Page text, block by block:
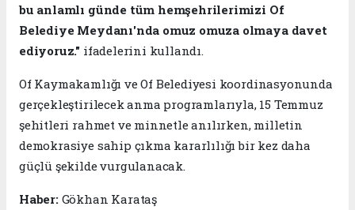
bu anlamlı günde tüm hemşehrilerimizi Of
Belediye Meydanı'nda omuz omuza olmaya davet
ediyoruz." ifadelerini kullandı.
Of Kaymakamlığı ve Of Belediyesi koordinasyonunda
gerçekleştirilecek anma programlarıyla, 15 Temmuz
şehitleri rahmet ve minnetle anılırken, milletin
demokrasiye sahip çıkma kararlılığı bir kez daha
güçlü şekilde vurgulanacak.
Haber: Gökhan Karataş